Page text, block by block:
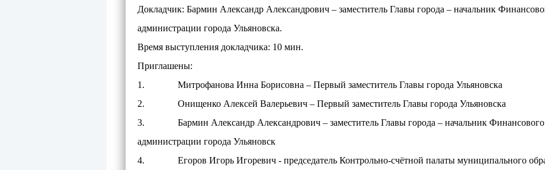
Докладчик: Бармин Александр Александрович – заместитель Главы города – начальник
администрации города Ульяновска.
Время выступления докладчика: 10 мин.
Приглашены:
1. Митрофанова Инна Борисовна – Первый заместитель Главы города Ульяновска
2. Онищенко Алексей Валерьевич – Первый заместитель Главы города Ульяновска
3. Бармин Александр Александрович – заместитель Главы города – начальник Финансового
администрации города Ульяновск
4. Егоров Игорь Игоревич - председатель Контрольно-счётной палаты муниципального